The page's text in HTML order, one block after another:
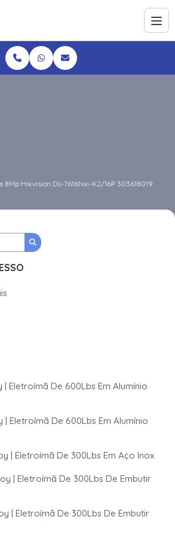
8Mp Hikvision Ds-7616Nxi-K2/16P 303618019
| Eletroímã De 600Lbs Em Alumínio
| Eletroímã De 600Lbs Em Alumínio
| Eletroímã De 300Lbs Em Aço Inox
| Eletroímã De 300Lbs De Embutir
| Eletroímã De 300Lbs De Embutir